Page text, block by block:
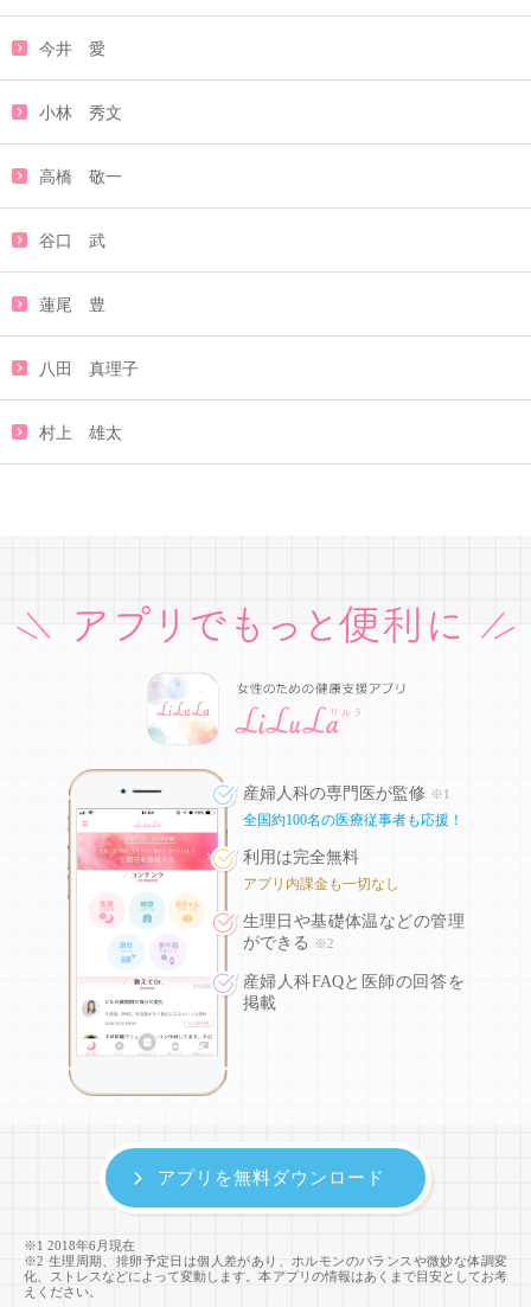
今井 愛
小林 秀文
高橋 敬一
谷口 武
蓮尾 豊
八田 真理子
村上 雄太
産婦人科の専門医が監修 ※1
全国約100名の医療従事者も応援！
利用は完全無料
アプリ内課金も一切なし
生理日や基礎体温などの管理
ができる
※2
産婦人科FAQと医師の回答を
掲載
※1 2018年6月現在
※2 生理周期、排卵予定日は個人差があり、ホルモンのバランスや微妙な体調変
化、ストレスなどによって変動します。本アプリの情報はあくまで目安としてお考
えください。
アプリを無料ダウンロード